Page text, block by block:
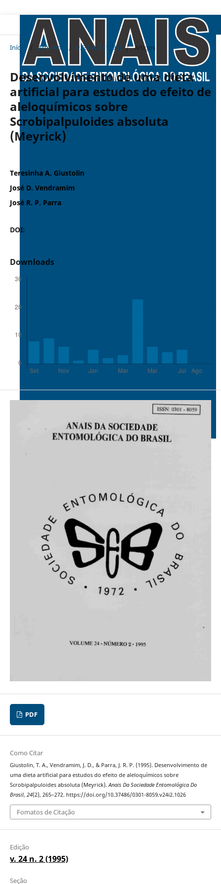
Início / Arquivos / v. 24 n. 2 (1995) / Artigos
Desenvolvimento de uma dieta
artificial para estudos do efeito de
aleloquímicos sobre
Scrobipalpuloides absoluta
(Meyrick)
Teresinha A. Giustolin
José D. Vendramim
José R. P. Parra
DOI:
Downloads
PDF
Como Citar
Giustolin, T. A., Vendramim, J. D., & Parra, J. R. P. (1995). Desenvolvimento de
uma dieta artificial para estudos do efeito de aleloquímicos sobre
Scrobipalpuloides absoluta (Meyrick). Anais Da Sociedade Entomológica Do
Brasil, 24(2), 265–272. https://doi.org/10.37486/0301-8059.v24i2.1026
Fomatos de Citação
Edição
v. 24 n. 2 (1995)
Seção